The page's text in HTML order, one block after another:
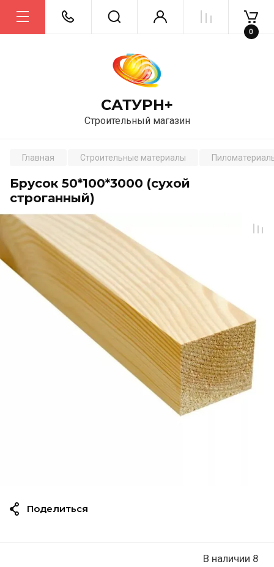
САТУРН+
Строительный магазин
0
Главная Строительные материалы
Брусок 50*100*3000 (сухой
строганный)
В наличии 8
Поделиться